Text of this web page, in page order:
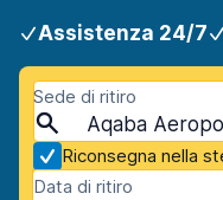
Assistenza 24/7
Sede di ritiro
Riconsegna nella
Data di ritiro